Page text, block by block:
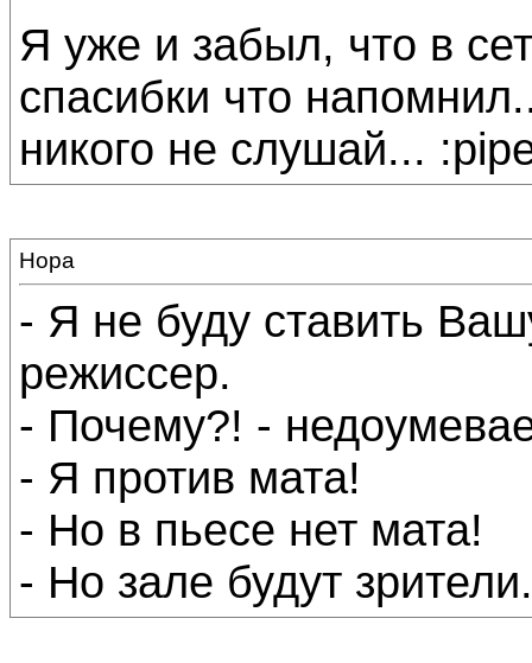
Я уже и забыл, что в
спасибки что
никого не слушай...
Нора
- Я не буду ставить
режиссер.
- Почему?! -
- Я против мата!
- Но в пьесе нет мата!
- Но зале будут